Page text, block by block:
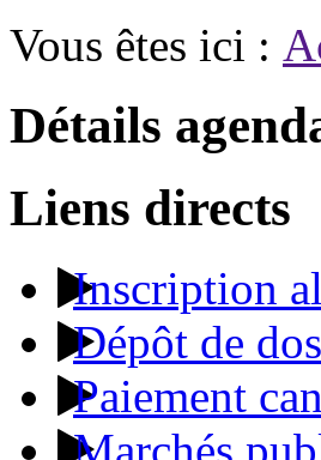
Vous êtes ici :
Détails
Liens directs
Inscription
Dépôt de
Paiement